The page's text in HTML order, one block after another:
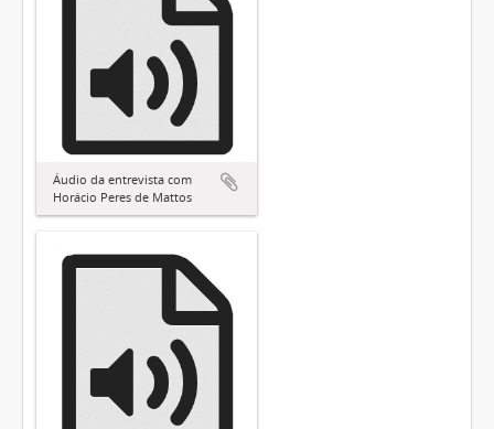
Áudio da entrevista com
Horácio Peres de Mattos